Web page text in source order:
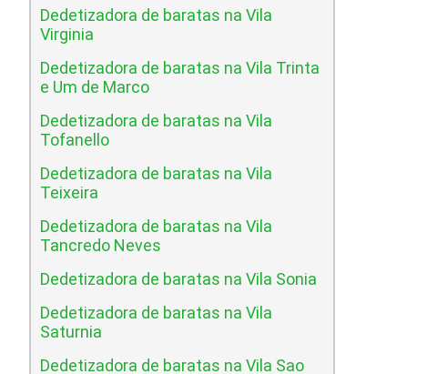
Dedetizadora de baratas na Vila
Virginia
Dedetizadora de baratas na Vila Trinta
e Um de Marco
Dedetizadora de baratas na Vila
Tofanello
Dedetizadora de baratas na Vila
Teixeira
Dedetizadora de baratas na Vila
Tancredo Neves
Dedetizadora de baratas na Vila Sonia
Dedetizadora de baratas na Vila
Saturnia
Dedetizadora de baratas na Vila Sao